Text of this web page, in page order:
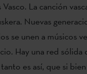
La canción
Nuevas
se unen a músicos
Hay una red
es así, que si